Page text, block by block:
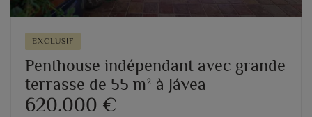
EXCLUSIF
Penthouse indépendant avec grande
terrasse de 55 m² à Jávea
620.000 €